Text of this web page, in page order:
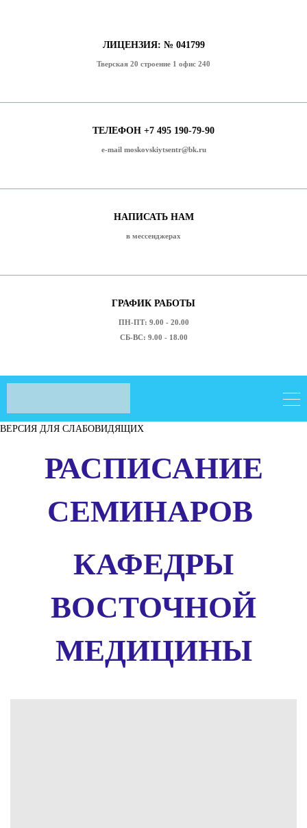
ЛИЦЕНЗИЯ: № 041799
Тверская 20 строение 1 офис 240
ТЕЛЕФОН +7 495 190-79-90
e-mail moskovskiytsentr@bk.ru
НАПИСАТЬ НАМ
в мессенджерах
ГРАФИК РАБОТЫ
ПН-ПТ: 9.00 - 20.00
СБ-ВС: 9.00 - 18.00
ВЕРСИЯ ДЛЯ СЛАБОВИДЯЩИХ
РАСПИСАНИЕ
СЕМИНАРОВ
КАФЕДРЫ
ВОСТОЧНОЙ
МЕДИЦИНЫ